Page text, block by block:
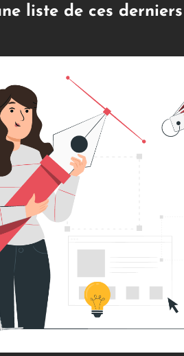
liste de ces derniers